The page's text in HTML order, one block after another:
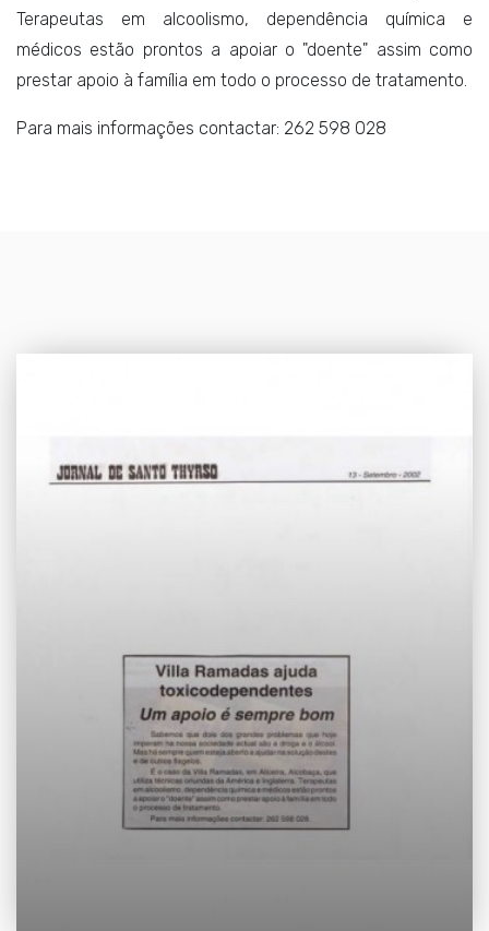
Terapeutas em alcoolismo, dependência química e
médicos estão prontos a apoiar o "doente" assim como
prestar apoio à família em todo o processo de tratamento.
Para mais informações contactar: 262 598 028